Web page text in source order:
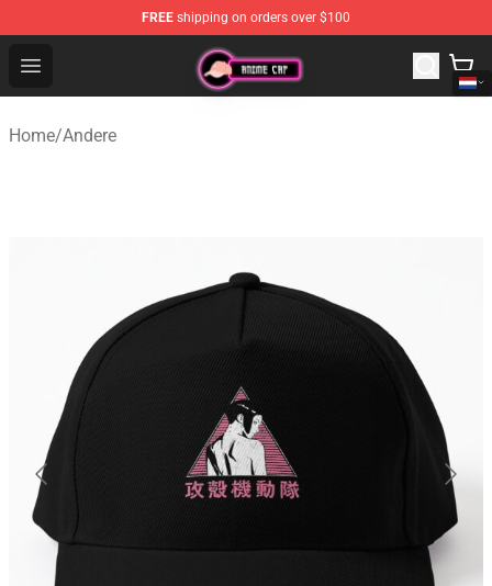
FREE shipping on orders over $100
Open menu
Anime Cap Shop - The Best Store of Anime Cap
Home/Andere